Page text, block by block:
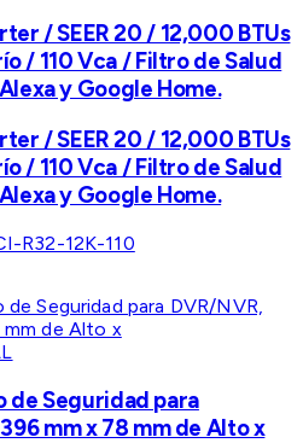
/ SEER 20 / 12,000 BTUs
/ 110 Vca / Filtro de Salud
y Google Home.
/ SEER 20 / 12,000 BTUs
/ 110 Vca / Filtro de Salud
y Google Home.
R32-12K-110
de Seguridad para
mm x 78 mm de Alto x